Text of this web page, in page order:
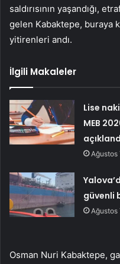
saldırısının yaşandığı,
gelen Kabaktepe, buraya
yitirenleri andı.
İlgili Makaleler
Lise
MEB
Ağustos
güvenli
Ağustos
Osman Nuri Kabaktepe,